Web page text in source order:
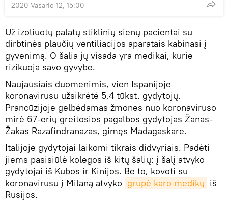
2020 Vasario 12, 15:00
Už izoliuotų palatų stiklinių sienų pacientai su
dirbtinės plaučių ventiliacijos aparatais kabinasi į
gyvenimą. O šalia jų visada yra medikai, kurie
rizikuoja savo gyvybe.
Naujausiais duomenimis, vien Ispanijoje
koronavirusu užsikrėtė 5,4 tūkst. gydytojų.
Prancūzijoje gelbėdamas žmones nuo koronaviruso
mirė 67-erių greitosios pagalbos gydytojas Žanas-
Žakas Razafindranazas, gimęs Madagaskare.
Italijoje gydytojai laikomi tikrais didvyriais. Padėti
jiems pasisiūlė kolegos iš kitų šalių: į šalį atvyko
gydytojai iš Kubos ir Kinijos. Be to, kovoti su
koronavirusu į Milaną atvyko grupė karo medikų iš
Rusijos.